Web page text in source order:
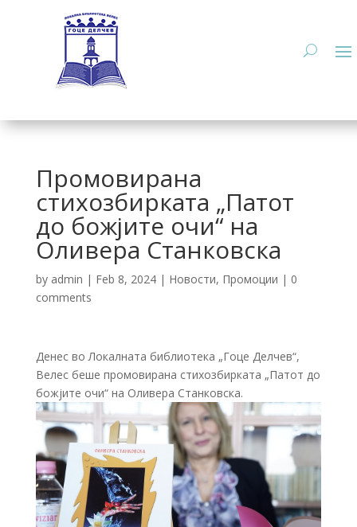
Промовирана
стихозбирката „Патот
до божјите очи“ на
Оливера Станковска
by admin | Feb 8, 2024| Новости, Промоции | 0
comments
Денес во Локалната библиотека „Гоце Делчев“,
Велес беше промовирана стихозбирката „Патот до
божјите очи“ на Оливера Станковска.